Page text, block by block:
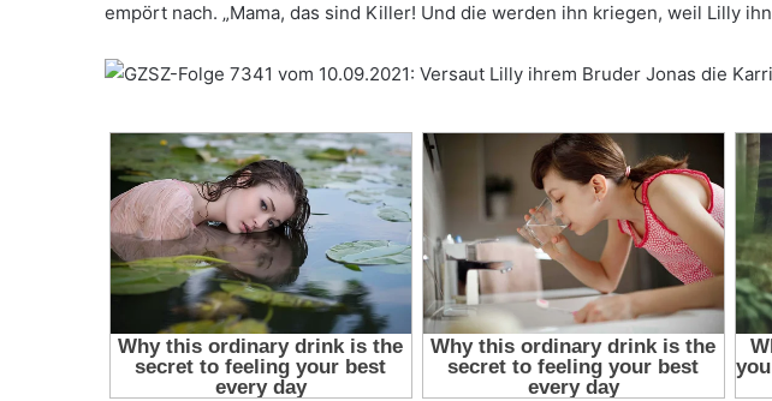
empört nach. „Mama, das sind Killer! Und die werden ihn kriegen, weil Lilly ihn